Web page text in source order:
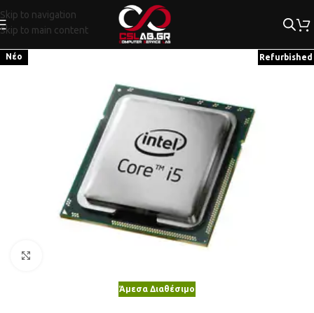
Skip to navigation
Skip to main content
Νέο Refurbished
Άμεσα Διαθέσιμο